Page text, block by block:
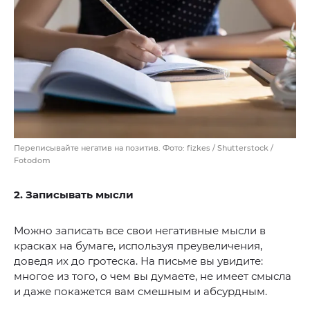
Переписывайте негатив на позитив. Фото: fizkes / Shutterstock /
Fotodom
2. Записывать мысли
Можно записать все свои негативные мысли в
красках на бумаге, используя преувеличения,
доведя их до гротеска. На письме вы увидите:
многое из того, о чем вы думаете, не имеет смысла
и даже покажется вам смешным и абсурдным.